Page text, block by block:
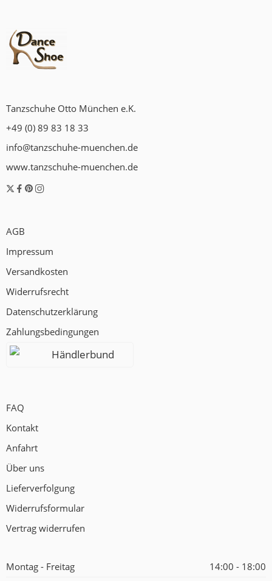
Tanzschuhe Otto München e.K.
+49 (0) 89 83 18 33
info@tanzschuhe-muenchen.de
www.tanzschuhe-muenchen.de
AGB
Impressum
Versandkosten
Widerrufsrecht
Datenschutzerklärung
Zahlungsbedingungen
Händlerbund
FAQ
Kontakt
Anfahrt
Über uns
Lieferverfolgung
Widerrufsformular
Vertrag widerrufen
Montag - Freitag 14:00 - 18:00